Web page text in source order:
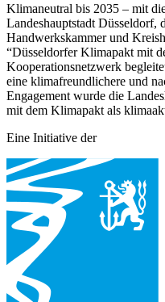
Klimaneutral bis 2035 – mit
Landeshauptstadt
Handwerkskammer und
“Düsseldorfer Klimapakt mit
Kooperationsnetzwerk
eine klimafreundlichere und
Engagement wurde die
mit dem Klimapakt als
Eine Initiative der